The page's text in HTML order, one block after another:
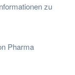
zu
Pharma